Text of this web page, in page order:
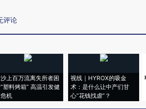
评论
上百万流离失所者困
塑料烤箱” 高温引发健
机
视线｜HYROX的吸金
术：是什么让中产们甘
心“花钱找虐”？